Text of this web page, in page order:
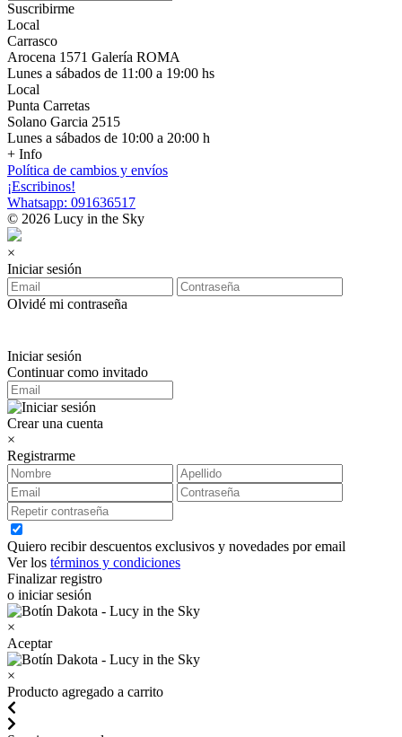
Suscribirme
Local
Carrasco
Arocena 1571 Galería ROMA
Lunes a sábados de 11:00 a 19:00 hs
Local
Punta Carretas
Solano Garcia 2515
Lunes a sábados de 10:00 a 20:00 h
+ Info
Política de cambios y envíos
¡Escribinos!
Whatsapp: 091636517
© 2026 Lucy in the Sky
×
Iniciar sesión
Olvidé mi contraseña
Iniciar sesión
Continuar como invitado
Crear una cuenta
×
Registrarme
Quiero recibir descuentos exclusivos y novedades por email
Ver los términos y condiciones
Finalizar registro
o iniciar sesión
×
Aceptar
×
Producto agregado a carrito